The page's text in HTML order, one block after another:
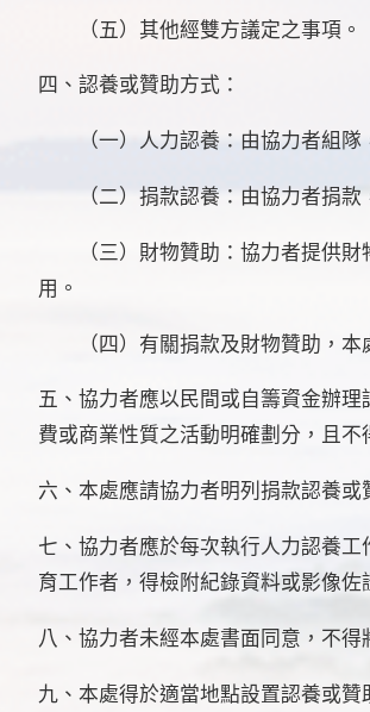
（五）其他經雙方議定之事項。
四、認養或贊助方式：
（一）人力認養：由協力者組隊
（二）捐款認養：由協力者捐款
（三）財物贊助：協力者提供財
用。
（四）有關捐款及財物贊助，本
五、協力者應以民間或自籌資金辦
費或商業性質之活動明確劃分，且
六、本處應請協力者明列捐款認養
七、協力者應於每次執行人力認養
育工作者，得檢附紀錄資料或影像佐
八、協力者未經本處書面同意，不
九、本處得於適當地點設置認養或